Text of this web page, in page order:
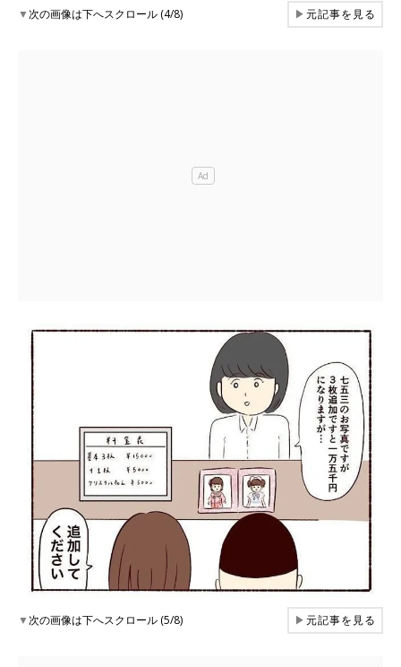
▼次の画像は下へスクロール (4/8) ▶元記事を見る
▼次の画像は下へスクロール (5/8) ▶元記事を見る